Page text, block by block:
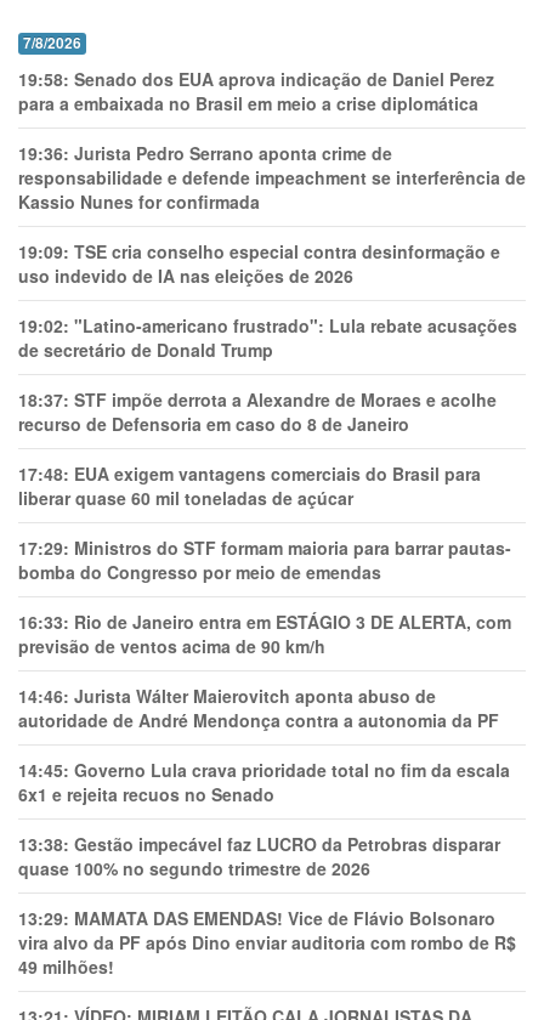
7/8/2026
19:58: Senado dos EUA aprova indicação de Daniel Perez
para a embaixada no Brasil em meio a crise diplomática
19:36: Jurista Pedro Serrano aponta crime de
responsabilidade e defende impeachment se interferência de
Kassio Nunes for confirmada
19:09: TSE cria conselho especial contra desinformação e
uso indevido de IA nas eleições de 2026
19:02: "Latino-americano frustrado": Lula rebate acusações
de secretário de Donald Trump
18:37: STF impõe derrota a Alexandre de Moraes e acolhe
recurso de Defensoria em caso do 8 de Janeiro
17:48: EUA exigem vantagens comerciais do Brasil para
liberar quase 60 mil toneladas de açúcar
17:29: Ministros do STF formam maioria para barrar pautas-
bomba do Congresso por meio de emendas
16:33: Rio de Janeiro entra em ESTÁGIO 3 DE ALERTA, com
previsão de ventos acima de 90 km/h
14:46: Jurista Wálter Maierovitch aponta abuso de
autoridade de André Mendonça contra a autonomia da PF
14:45: Governo Lula crava prioridade total no fim da escala
6x1 e rejeita recuos no Senado
13:38: Gestão impecável faz LUCRO da Petrobras disparar
quase 100% no segundo trimestre de 2026
13:29: MAMATA DAS EMENDAS! Vice de Flávio Bolsonaro
vira alvo da PF após Dino enviar auditoria com rombo de R$
49 milhões!